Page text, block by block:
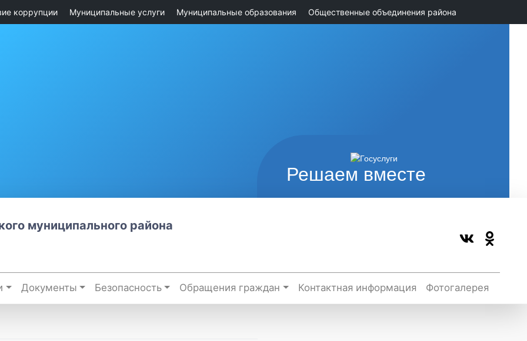
коррупции Муниципальные услуги Муниципальные образования Общественные объединения района
Решаем вместе
муниципального района
Документы Безопасность Обращения граждан Контактная информация Фотогалерея